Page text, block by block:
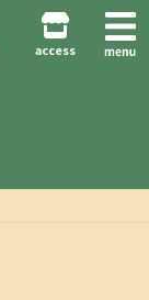
access